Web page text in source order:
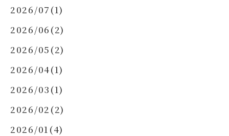
2026/07(1)
2026/06(2)
2026/05(2)
2026/04(1)
2026/03(1)
2026/02(2)
2026/01(4)